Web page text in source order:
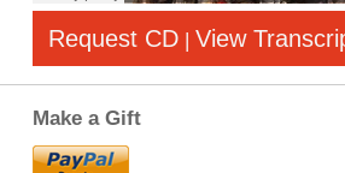
Request CD | View
Make a Gift